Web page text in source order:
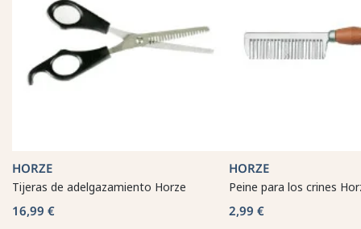
HORZE
Tijeras de adelgazamiento Horze
16,99 €
HORZE
Peine para los crines
2,99 €